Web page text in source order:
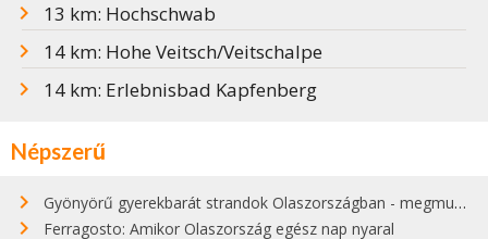
13 km: Hochschwab
14 km: Hohe Veitsch/Veitschalpe
14 km: Erlebnisbad Kapfenberg
Népszerű
Gyönyörű gyerekbarát strandok Olaszországban - megmutatjuk a 15 legjobbat
Ferragosto: Amikor Olaszország egész nap nyaral